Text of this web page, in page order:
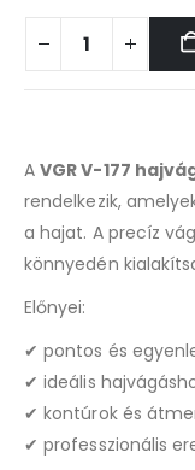
AVGR V-177
rendelkezik,
a hajat. A precíz
könnyedén
Előnyei:
✔ pontos és
✔ ideális
✔ kontúrok és
✔ professzionális